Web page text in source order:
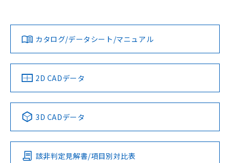
ダウンロードデータをご利用いただく前に、以下を必ずお読
みください。
ソフトウェアの使用条件
対応済み
中国 RoHS 注意事項・凡例
Pb Hg Cd Cr(VI)
O
LR型式承認
（イギリス
船舶規格）
DNV型式承認
（ノルウェー
BV型式承認
（フランス
KR型式
（韓国
Yes No No No
この製品の規格認証/適合状況ページへ
その他の認証はこちらのページからご検索ください
カタログ/データシート/マニュアル
2D CADデータ
3D CADデータ
該非判定見解書/項目別対比表